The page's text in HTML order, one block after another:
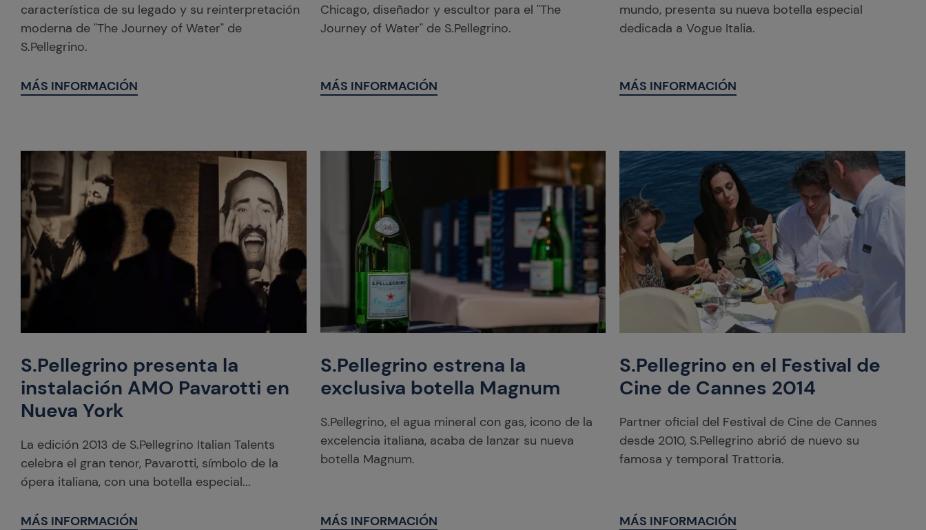
característica de su legado y su reinterpretación
moderna de "The Journey of Water" de
S.Pellegrino.
MÁS INFORMACIÓN
Chicago, diseñador y escultor para el "The
Journey of Water" de S.Pellegrino.
MÁS INFORMACIÓN
mundo, presenta su nueva botella especial
dedicada a Vogue Italia.
MÁS INFORMACIÓN
S.Pellegrino presenta la
instalación AMO Pavarotti en
Nueva York
La edición 2013 de S.Pellegrino Italian Talents
celebra el gran tenor, Pavarotti, símbolo de la
ópera italiana, con una botella especial...
MÁS INFORMACIÓN
S.Pellegrino estrena la
exclusiva botella Magnum
S.Pellegrino, el agua mineral con gas, icono de la
excelencia italiana, acaba de lanzar su nueva
botella Magnum.
MÁS INFORMACIÓN
S.Pellegrino en el Festival de
Cine de Cannes 2014
Partner oficial del Festival de Cine de Cannes
desde 2010, S.Pellegrino abrió de nuevo su
famosa y temporal Trattoria.
MÁS INFORMACIÓN